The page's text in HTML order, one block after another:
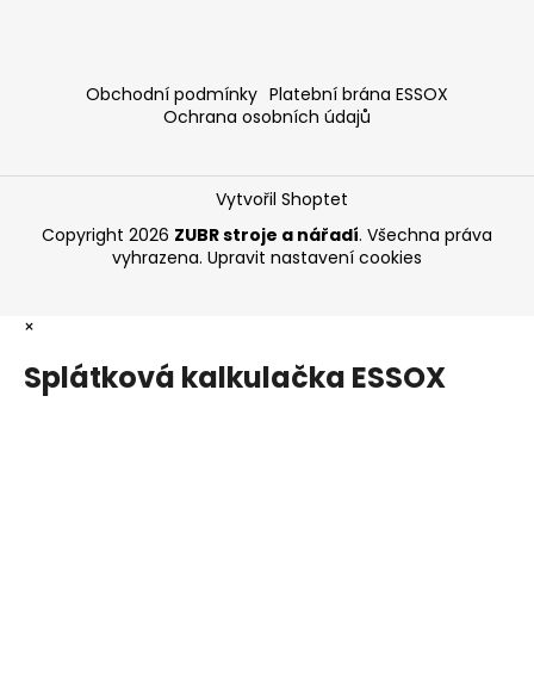
Obchodní podmínky Platební brána ESSOX
Ochrana osobních údajů
Vytvořil Shoptet
Copyright 2026 ZUBR stroje a nářadí. Všechna práva
vyhrazena. Upravit nastavení cookies
×
Splátková kalkulačka ESSOX